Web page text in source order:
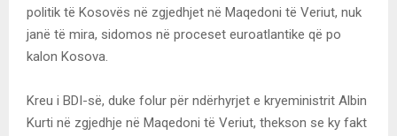
politik të Kosovës në zgjedhjet në Maqedoni të Veriut, nuk
janë të mira, sidomos në proceset euroatlantike që po
kalon Kosova.
Kreu i BDI-së, duke folur për ndërhyrjet e kryeministrit Albin
Kurti në zgjedhje në Maqedoni të Veriut, thekson se ky fakt